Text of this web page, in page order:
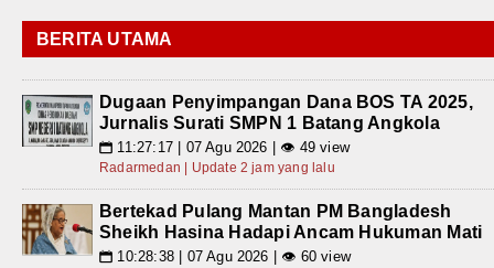
BERITA UTAMA
Dugaan Penyimpangan Dana BOS TA 2025,
Jurnalis Surati SMPN 1 Batang Angkola
📅 11:27:17 | 07 Agu 2026 | 👁 49 view
Radarmedan | Update 2 jam yang lalu
Bertekad Pulang Mantan PM Bangladesh
Sheikh Hasina Hadapi Ancam Hukuman Mati
📅 10:28:38 | 07 Agu 2026 | 👁 60 view